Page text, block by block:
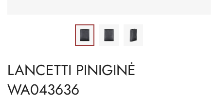
LANCETTI PINIGINĖ
WA043636